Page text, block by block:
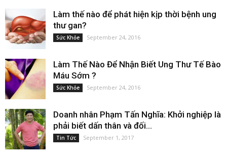
Làm thế nào để phát hiện kịp thời bệnh ung
thư gan?
Sức Khỏe September 24, 2016
Làm Thế Nào Để Nhận Biết Ung Thư Tế Bào
Máu Sớm ?
Sức Khỏe September 24, 2016
Doanh nhân Phạm Tấn Nghĩa: Khởi nghiệp là
phải biết dấn thân và đối...
Tin Tức September 1, 2017